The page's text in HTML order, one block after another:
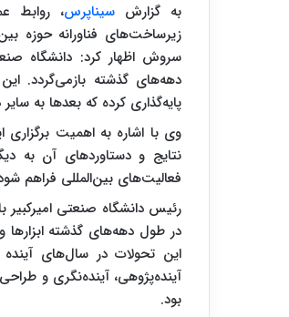
به گزارش سیناپرس، روابط
زیرساخت‌های فناورانه حوزه
سروش اظهار کرد: دانشگاه
دهه‌های گذشته بازمی‌گردد.
پایه‌گذاری کرده که بعدها به
وی با اشاره به اهمیت برگزاری
نتایج و دستاوردهای آن به
فعالیت‌های بین‌المللی فراهم
رئیس دانشگاه صنعتی
در طول دهه‌های گذشته
این تحولات در سال‌های
آینده‌پژوهی، آینده‌نگری و
بود.